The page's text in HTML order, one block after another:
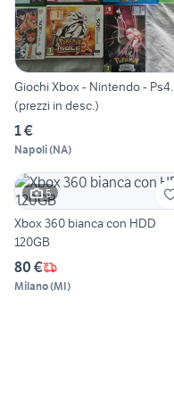
Giochi Xbox - Nintendo - Ps4.
(prezzi in desc.)
1 €
Napoli(NA)
5
Xbox 360 bianca con HDD
120GB
80 €
Milano(MI)